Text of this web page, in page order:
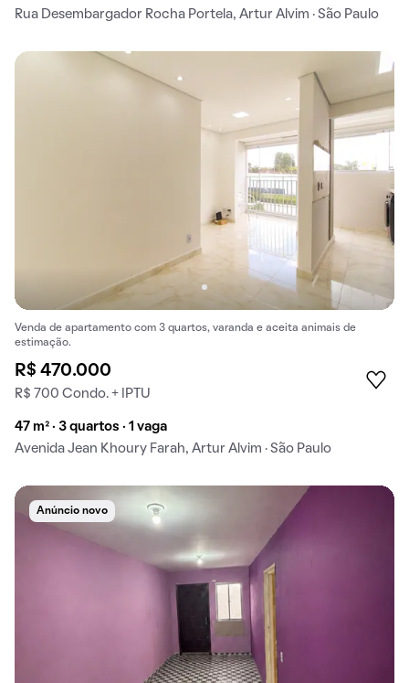
Rua Desembargador Rocha Portela, Artur Alvim · São Paulo
Venda de apartamento com 3 quartos, varanda e aceita animais de
estimação.
R$ 470.000
R$ 700 Condo. + IPTU
47 m² · 3 quartos · 1 vaga
Avenida Jean Khoury Farah, Artur Alvim · São Paulo
Anúncio novo